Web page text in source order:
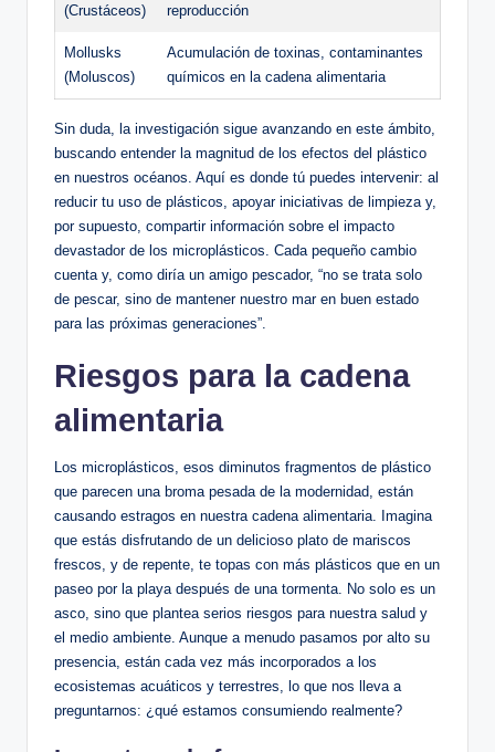
(Crustáceos)
reproducción
Mollusks
(Moluscos)
Acumulación de toxinas, contaminantes
químicos en la cadena alimentaria
Sin duda, la investigación sigue avanzando en este ámbito,
buscando entender la magnitud de los efectos del plástico
en nuestros océanos. Aquí es donde tú puedes intervenir: al
reducir tu uso de plásticos, apoyar iniciativas de limpieza y,
por supuesto, compartir información sobre el impacto
devastador de los microplásticos. Cada pequeño cambio
cuenta y, como diría un amigo pescador, “no se trata solo
de pescar, sino de mantener nuestro mar en buen estado
para las próximas generaciones”.
Riesgos para la cadena
alimentaria
Los microplásticos, esos diminutos fragmentos de plástico
que parecen una broma pesada de la modernidad, están
causando estragos en nuestra cadena alimentaria. Imagina
que estás disfrutando de un delicioso plato de mariscos
frescos, y de repente, te topas con más plásticos que en un
paseo por la playa después de una tormenta. No solo es un
asco, sino que plantea serios riesgos para nuestra salud y
el medio ambiente. Aunque a menudo pasamos por alto su
presencia, están cada vez más incorporados a los
ecosistemas acuáticos y terrestres, lo que nos lleva a
preguntarnos: ¿qué estamos consumiendo realmente?